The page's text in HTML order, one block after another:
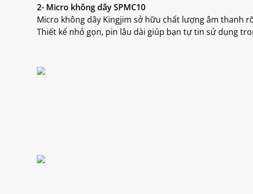
2- Micro không dây SPMC10
Micro không dây Kingjim sở hữu chất lượng âm thanh
Thiết kế nhỏ gọn, pin lâu dài giúp bạn tự tin sử dụng